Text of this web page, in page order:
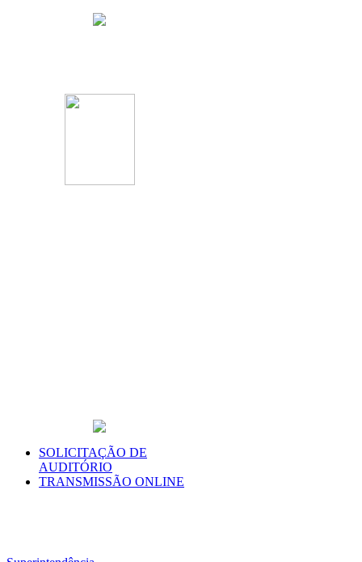
SOLICITAÇÃO DE
AUDITÓRIO
TRANSMISSÃO ONLINE